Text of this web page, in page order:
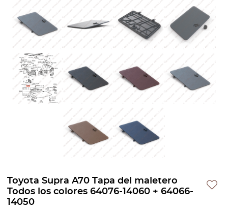
Toyota Supra A70 Tapa del maletero
Todos los colores 64076-14060 + 64066-
14050